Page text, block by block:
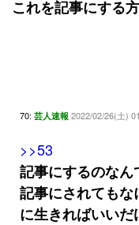
これを記事にする
70: 芸人速報 2022/02/26(土)
>>53
記事にするのなん
記事にされてもな
に生きればいいだ